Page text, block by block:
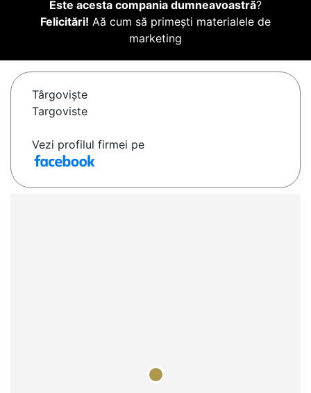
Este acesta compania dumneavoastră?
Felicitări! Aă cum să primești materialele de
marketing
Târgovişte
Targoviste
Vezi profilul firmei pe